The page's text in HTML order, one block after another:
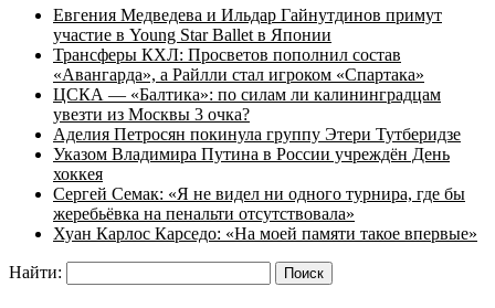
Евгения Медведева и Ильдар Гайнутдинов примут
участие в Young Star Ballet в Японии
Трансферы КХЛ: Просветов пополнил состав
«Авангарда», а Райлли стал игроком «Спартака»
ЦСКА — «Балтика»: по силам ли калининградцам
увезти из Москвы 3 очка?
Аделия Петросян покинула группу Этери Тутберидзе
Указом Владимира Путина в России учреждён День
хоккея
Сергей Семак: «Я не видел ни одного турнира, где бы
жеребьёвка на пенальти отсутствовала»
Хуан Карлос Карседо: «На моей памяти такое впервые»
Найти: